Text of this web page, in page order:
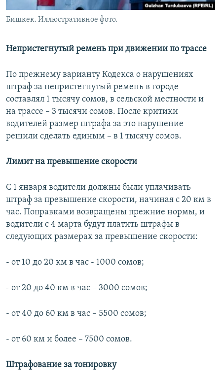
Бишкек. Иллюстративное фото.
Непристегнутый ремень при движении по трассе
По прежнему варианту Кодекса о нарушениях
штраф за непристегнутый ремень в городе
составлял 1 тысячу сомов, в сельской местности и
на трассе – 3 тысячи сомов. После критики
водителей размер штрафа за это нарушение
решили сделать единым – в 1 тысячу сомов.
Лимит на превышение скорости
С 1 января водители должны были уплачивать
штраф за превышение скорости, начиная с 20 км в
час. Поправками возвращены прежние нормы, и
водители с 4 марта будут платить штрафы в
следующих размерах за превышение скорости:
- от 10 до 20 км в час - 1000 сомов;
- от 20 до 40 км в час – 3000 сомов;
- от 40 до 60 км в час – 5500 сомов;
- от 60 км и более – 7500 сомов.
Штрафование за тонировку